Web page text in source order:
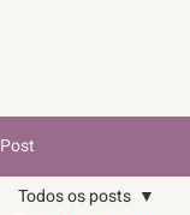
Post
Todos os posts